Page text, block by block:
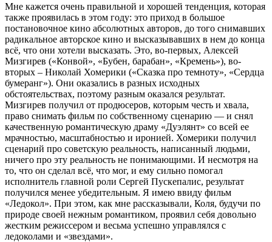
Мне кажется очень правильной и хорошей тенденция, которая
также проявилась в этом году: это приход в большое
постановочное кино абсолютных авторов, до того снимавших
радикальное авторское кино и высказывавших в нем до конца
всё, что они хотели высказать. Это, во-первых, Алексей
Мизгирев («Конвой», «Бубен, барабан», «Кремень»), во-
вторых – Николай Хомерики («Сказка про темноту», «Сердца
бумеранг»). Они оказались в разных исходных
обстоятельствах, поэтому разным оказался результат.
Мизгирев получил от продюсеров, которым честь и хвала,
право снимать фильм по собственному сценарию — и снял
качественную романтическую драму «Дуэлянт» со всей ее
мрачностью, масштабностью и иронией. Хомерики получил
сценарий про советскую реальность, написанный людьми,
ничего про эту реальность не понимающими. И несмотря на
то, что он сделал всё, что мог, и ему сильно помогал
исполнитель главной роли Сергей Пускепалис, результат
получился менее убедительным. Я имею ввиду фильм
«Ледокол». При этом, как мне рассказывали, Коля, будучи по
природе своей нежным романтиком, проявил себя довольно
жестким режиссером и весьма успешно управлялся с
ледоколами и «звездами».